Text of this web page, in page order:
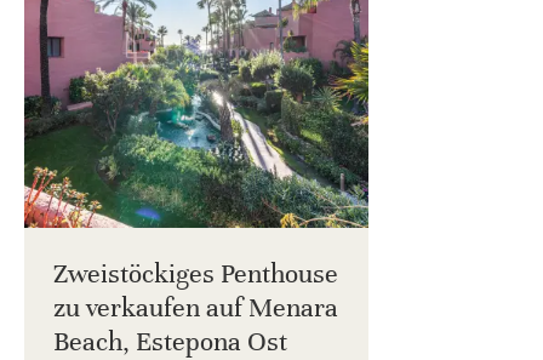
Zweistöckiges Penthouse
zu verkaufen auf Menara
Beach, Estepona Ost